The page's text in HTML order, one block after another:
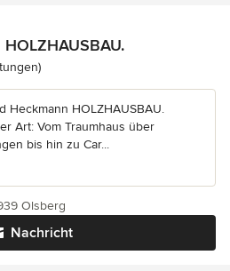
5 von 5 Sternen
Heckmann HOLZHAUSBAU.
Art: Vom Traumhaus über
bis hin zu Car...
Nachricht
Olsberg